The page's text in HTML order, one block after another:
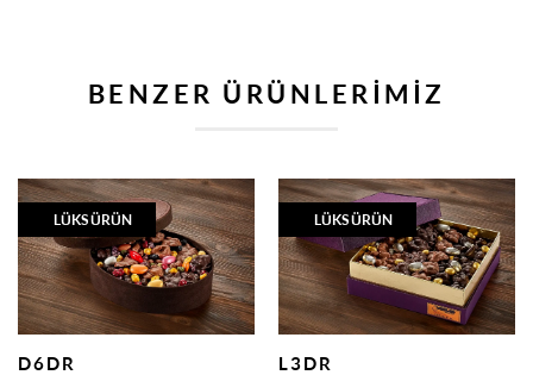
BENZER ÜRÜNLERIMIZ
LÜKS ÜRÜN
D6DR
LÜKS ÜRÜN
L3DR